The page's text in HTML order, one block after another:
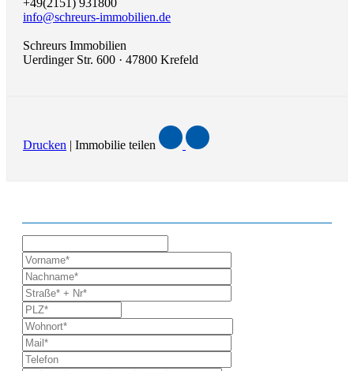
info@schreurs-immobilien.de
Schreurs Immobilien
Uerdinger Str. 600 · 47800 Krefeld
Drucken | Immobilie teilen